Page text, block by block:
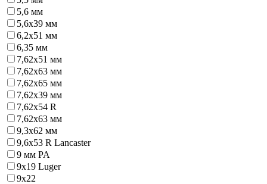
5,6 мм
5,6х39 мм
6,2x51 мм
6,35 мм
7,62x51 мм
7,62x63 мм
7,62x65 мм
7,62х39 мм
7,62х54 R
7,62х63 мм
9,3x62 мм
9,6х53 R Lancaster
9 мм PA
9х19 Luger
9х22